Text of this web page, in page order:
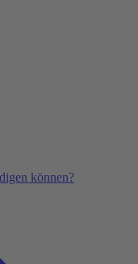
können?